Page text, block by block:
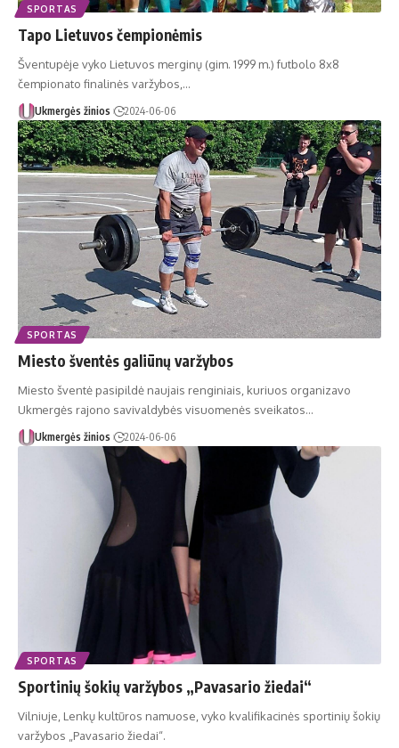
SPORTAS
Tapo Lietuvos čempionėmis
Šventupėje vyko Lietuvos merginų (gim. 1999 m.) futbolo 8x8
čempionato finalinės varžybos,…
Ukmergės žinios 2024-06-06
SPORTAS
Miesto šventės galiūnų varžybos
Miesto šventė pasipildė naujais renginiais, kuriuos organizavo
Ukmergės rajono savivaldybės visuomenės sveikatos…
Ukmergės žinios 2024-06-06
SPORTAS
Sportinių šokių varžybos „Pavasario žiedai“
Vilniuje, Lenkų kultūros namuose, vyko kvalifikacinės sportinių šokių
varžybos „Pavasario žiedai“.